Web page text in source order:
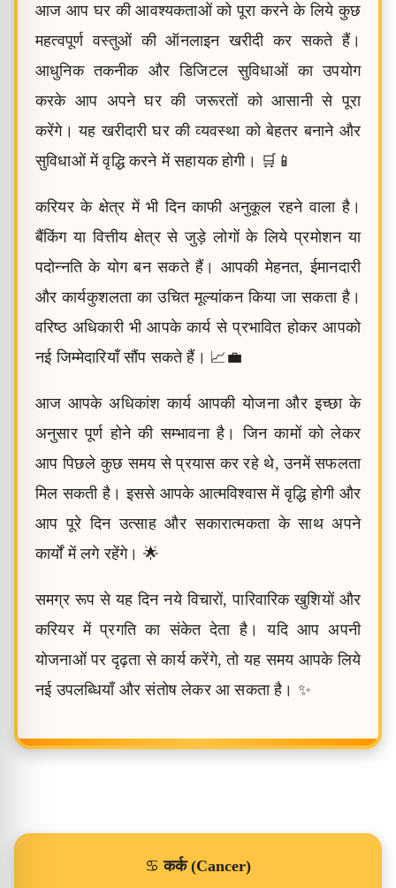
आज आप घर की आवश्यकताओं को पूरा करने के लिये कुछ
महत्वपूर्ण वस्तुओं की ऑनलाइन खरीदी कर सकते हैं।
आधुनिक तकनीक और डिजिटल सुविधाओं का उपयोग
करके आप अपने घर की जरूरतों को आसानी से पूरा
करेंगे। यह खरीदारी घर की व्यवस्था को बेहतर बनाने और
सुविधाओं में वृद्धि करने में सहायक होगी। 🛒📱
करियर के क्षेत्र में भी दिन काफी अनुकूल रहने वाला है।
बैंकिंग या वित्तीय क्षेत्र से जुड़े लोगों के लिये प्रमोशन या
पदोन्नति के योग बन सकते हैं। आपकी मेहनत, ईमानदारी
और कार्यकुशलता का उचित मूल्यांकन किया जा सकता है।
वरिष्ठ अधिकारी भी आपके कार्य से प्रभावित होकर आपको
नई जिम्मेदारियाँ सौंप सकते हैं। 📈💼
आज आपके अधिकांश कार्य आपकी योजना और इच्छा के
अनुसार पूर्ण होने की सम्भावना है। जिन कामों को लेकर
आप पिछले कुछ समय से प्रयास कर रहे थे, उनमें सफलता
मिल सकती है। इससे आपके आत्मविश्वास में वृद्धि होगी और
आप पूरे दिन उत्साह और सकारात्मकता के साथ अपने
कार्यों में लगे रहेंगे। 🌟
समग्र रूप से यह दिन नये विचारों, पारिवारिक खुशियों और
करियर में प्रगति का संकेत देता है। यदि आप अपनी
योजनाओं पर दृढ़ता से कार्य करेंगे, तो यह समय आपके लिये
नई उपलब्धियाँ और संतोष लेकर आ सकता है। ✨
♋कर्क (Cancer)